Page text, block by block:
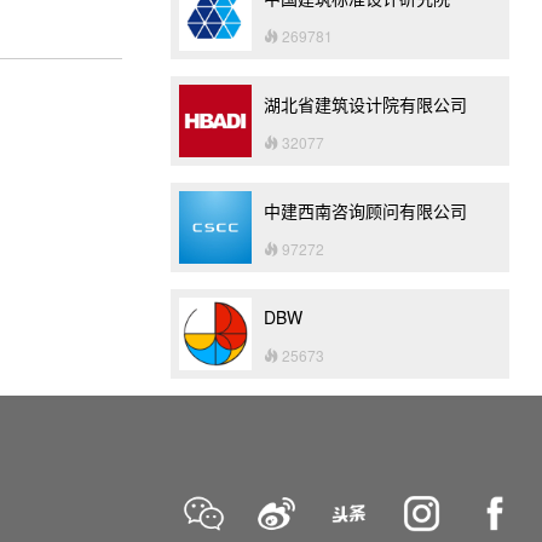
269781
湖北省建筑设计院有限公司
32077
中建西南咨询顾问有限公司
97272
DBW
25673